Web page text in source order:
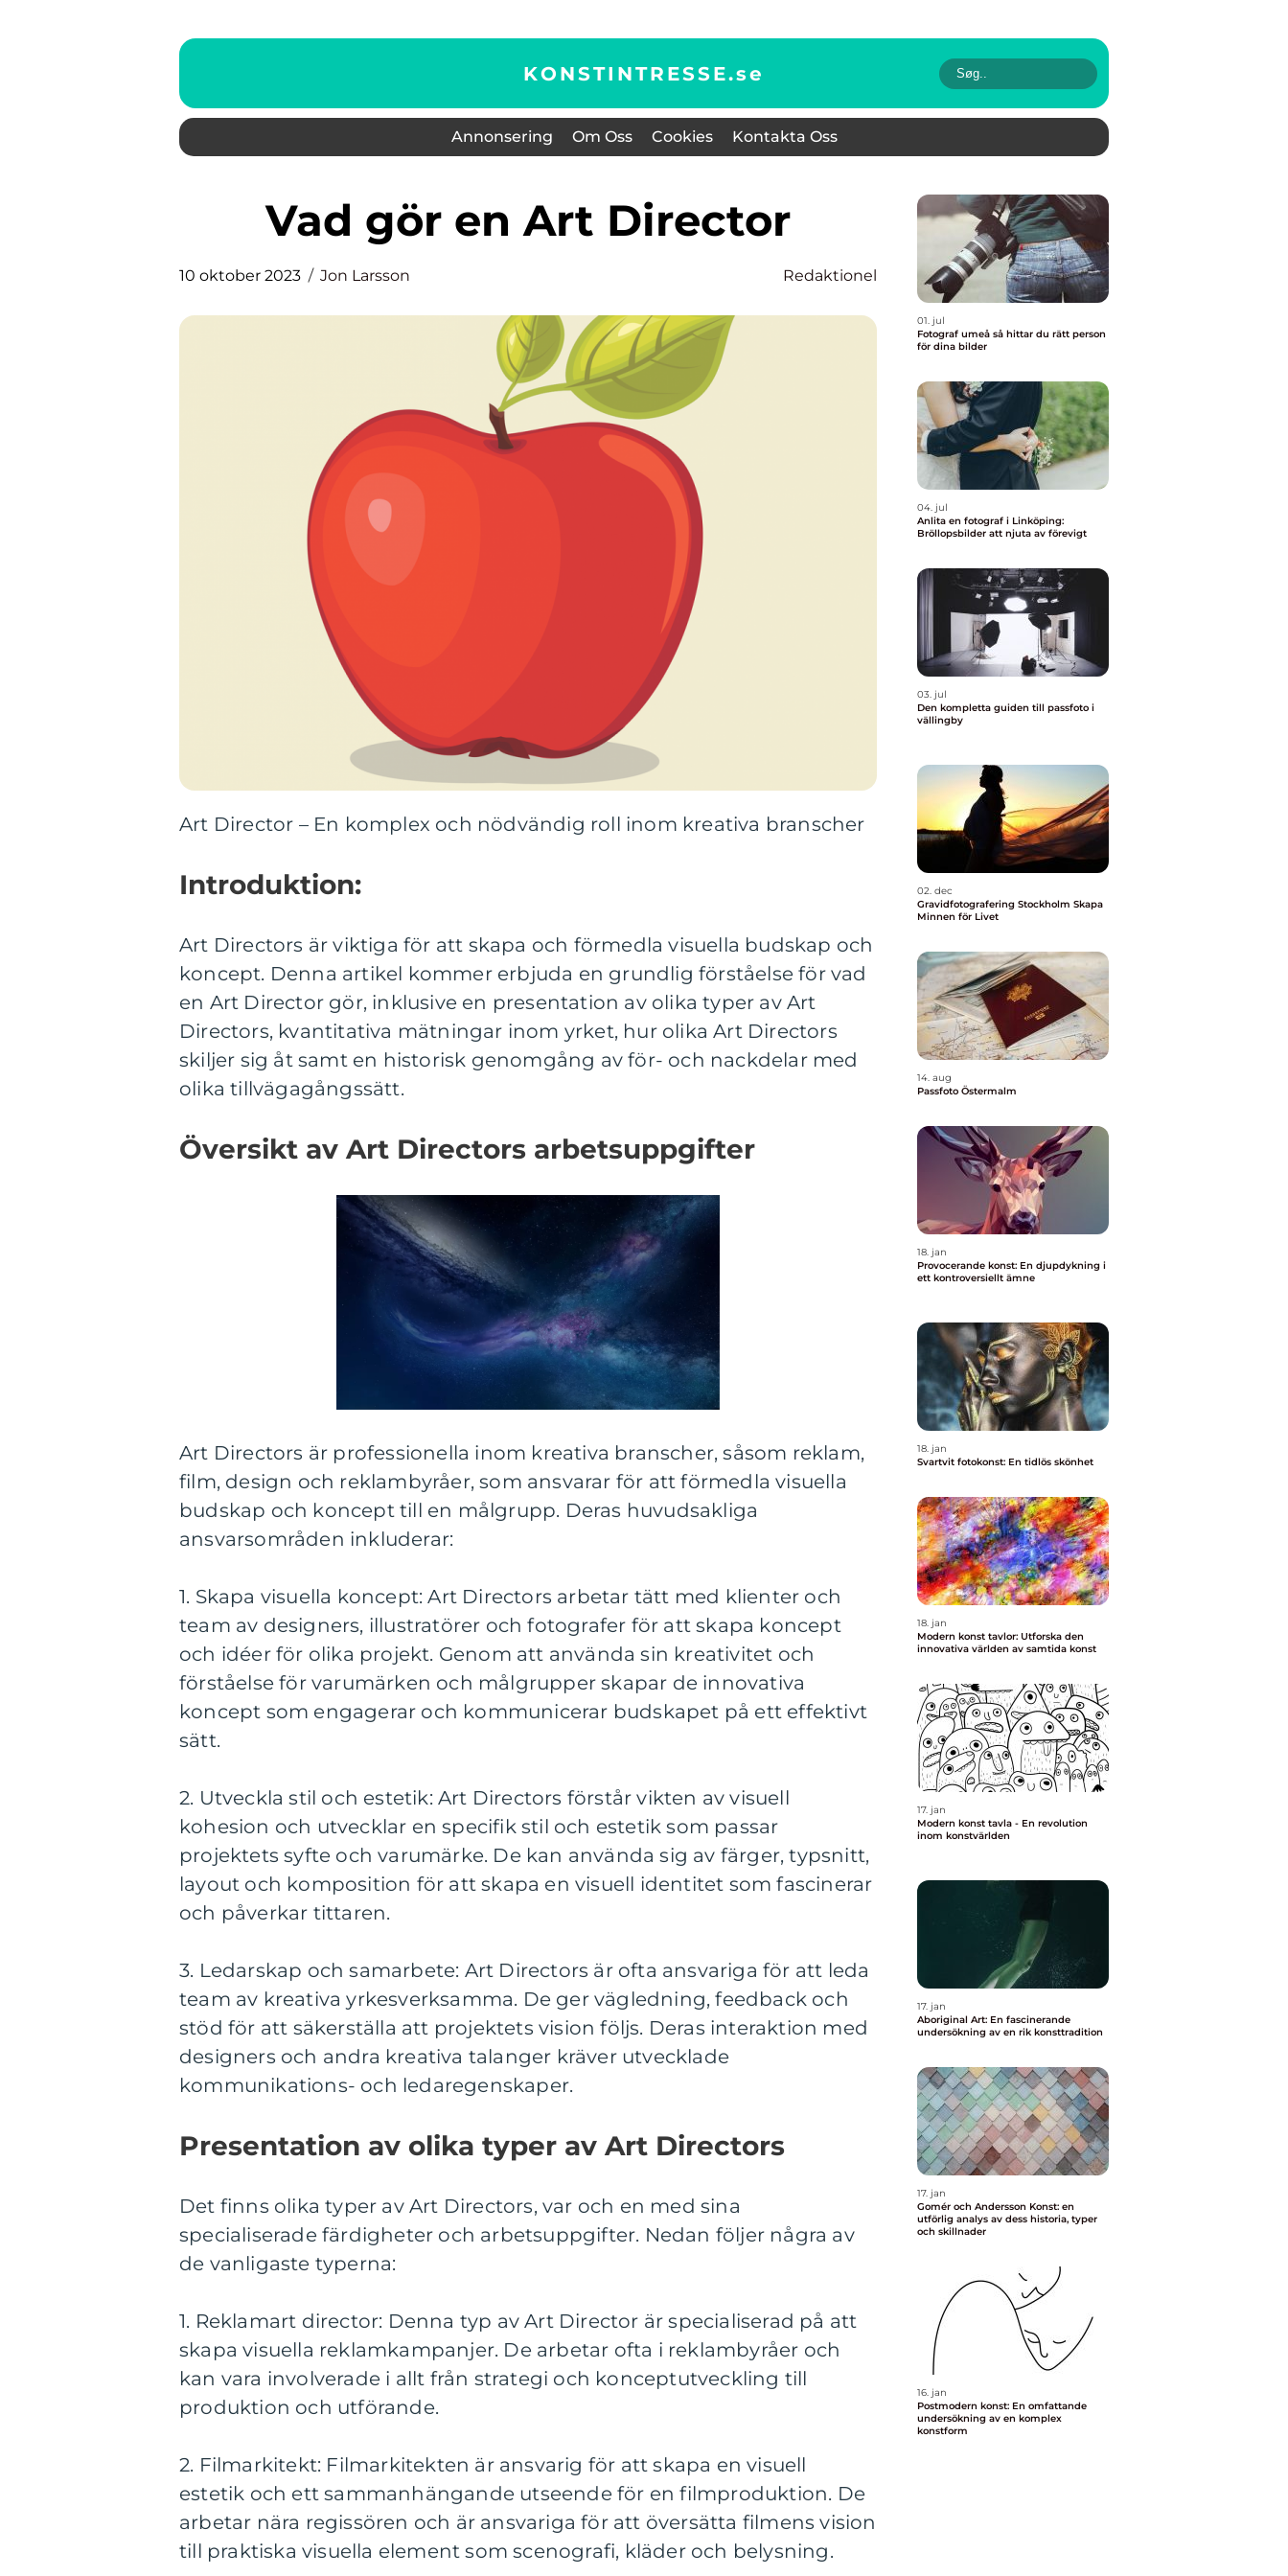
KONSTINTRESSE.se
Annonsering Om Oss Cookies Kontakta Oss
Vad gör en Art Director
10 oktober 2023 Jon Larsson Redaktionel
Art Director – En komplex och nödvändig roll inom kreativa branscher
Introduktion:
Art Directors är viktiga för att skapa och förmedla visuella budskap och
koncept. Denna artikel kommer erbjuda en grundlig förståelse för vad
en Art Director gör, inklusive en presentation av olika typer av Art
Directors, kvantitativa mätningar inom yrket, hur olika Art Directors
skiljer sig åt samt en historisk genomgång av för- och nackdelar med
olika tillvägagångssätt.
Översikt av Art Directors arbetsuppgifter
Art Directors är professionella inom kreativa branscher, såsom reklam,
film, design och reklambyråer, som ansvarar för att förmedla visuella
budskap och koncept till en målgrupp. Deras huvudsakliga
ansvarsområden inkluderar:
1. Skapa visuella koncept: Art Directors arbetar tätt med klienter och
team av designers, illustratörer och fotografer för att skapa koncept
och idéer för olika projekt. Genom att använda sin kreativitet och
förståelse för varumärken och målgrupper skapar de innovativa
koncept som engagerar och kommunicerar budskapet på ett effektivt
sätt.
2. Utveckla stil och estetik: Art Directors förstår vikten av visuell
kohesion och utvecklar en specifik stil och estetik som passar
projektets syfte och varumärke. De kan använda sig av färger, typsnitt,
layout och komposition för att skapa en visuell identitet som fascinerar
och påverkar tittaren.
3. Ledarskap och samarbete: Art Directors är ofta ansvariga för att leda
team av kreativa yrkesverksamma. De ger vägledning, feedback och
stöd för att säkerställa att projektets vision följs. Deras interaktion med
designers och andra kreativa talanger kräver utvecklade
kommunikations- och ledaregenskaper.
Presentation av olika typer av Art Directors
Det finns olika typer av Art Directors, var och en med sina
specialiserade färdigheter och arbetsuppgifter. Nedan följer några av
de vanligaste typerna:
1. Reklamart director: Denna typ av Art Director är specialiserad på att
skapa visuella reklamkampanjer. De arbetar ofta i reklambyråer och
kan vara involverade i allt från strategi och konceptutveckling till
produktion och utförande.
2. Filmarkitekt: Filmarkitekten är ansvarig för att skapa en visuell
estetik och ett sammanhängande utseende för en filmproduktion. De
arbetar nära regissören och är ansvariga för att översätta filmens vision
till praktiska visuella element som scenografi, kläder och belysning.
01. jul
Fotograf umeå så hittar du rätt person
för dina bilder
04. jul
Anlita en fotograf i Linköping:
Bröllopsbilder att njuta av förevigt
03. jul
Den kompletta guiden till passfoto i
vällingby
02. dec
Gravidfotografering Stockholm Skapa
Minnen för Livet
14. aug
Passfoto Östermalm
18. jan
Provocerande konst: En djupdykning i
ett kontroversiellt ämne
18. jan
Svartvit fotokonst: En tidlös skönhet
18. jan
Modern konst tavlor: Utforska den
innovativa världen av samtida konst
17. jan
Modern konst tavla - En revolution
inom konstvärlden
17. jan
Aboriginal Art: En fascinerande
undersökning av en rik konsttradition
17. jan
Gomér och Andersson Konst: en
utförlig analys av dess historia, typer
och skillnader
16. jan
Postmodern konst: En omfattande
undersökning av en komplex
konstform